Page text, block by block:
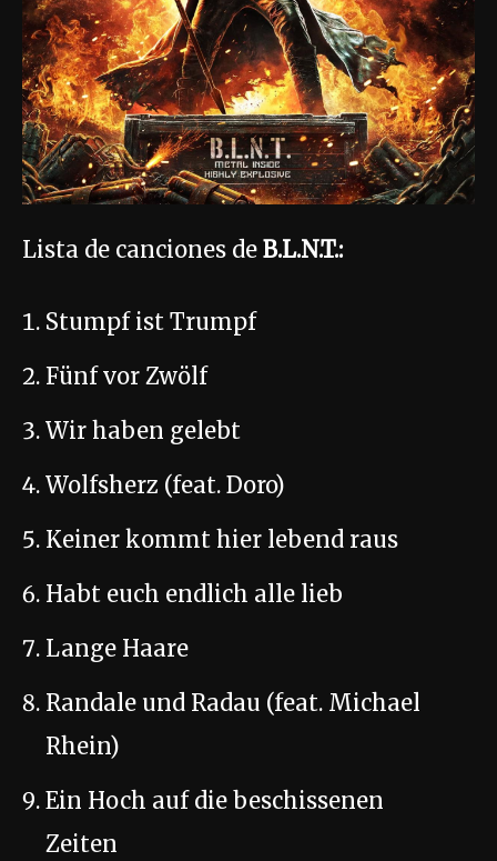
Lista de canciones de B.L.N.T.:
Stumpf ist Trumpf
Fünf vor Zwölf
Wir haben gelebt
Wolfsherz (feat. Doro)
Keiner kommt hier lebend raus
Habt euch endlich alle lieb
Lange Haare
Randale und Radau (feat. Michael
Rhein)
Ein Hoch auf die beschissenen
Zeiten